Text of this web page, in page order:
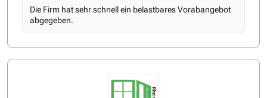
Die Firm hat sehr schnell ein belastbares Vorabangebot
abgegeben.